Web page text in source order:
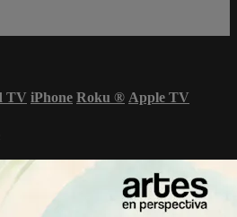
TV iPhone Roku ® Apple TV